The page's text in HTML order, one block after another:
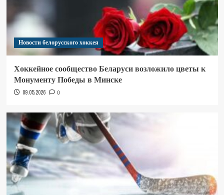
Новости белорусского хоккея
Хоккейное сообщество Беларуси возложило цветы к
Монументу Победы в Минске
09.05.2026 0